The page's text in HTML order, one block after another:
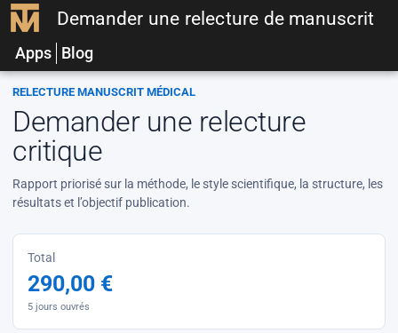
Demander une relecture de manuscrit
Apps Blog
RELECTURE MANUSCRIT MÉDICAL
Demander une relecture
critique
Rapport priorisé sur la méthode, le style scientifique, la structure, les
résultats et l’objectif publication.
Total
290,00 €
5 jours ouvrés